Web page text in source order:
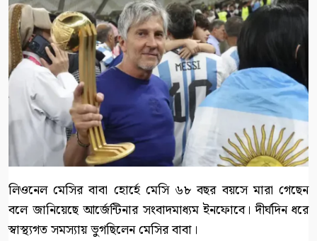
লিওনেল মেসির বাবা হোর্হে মেসি ৬৮ বছর বয়সে মারা গেছেন
বলে জানিয়েছে আর্জেন্টিনার সংবাদমাধ্যম ইনফোবে। দীর্ঘদিন ধরে
স্বাস্থ্যগত সমস্যায় ভুগছিলেন মেসির বাবা।